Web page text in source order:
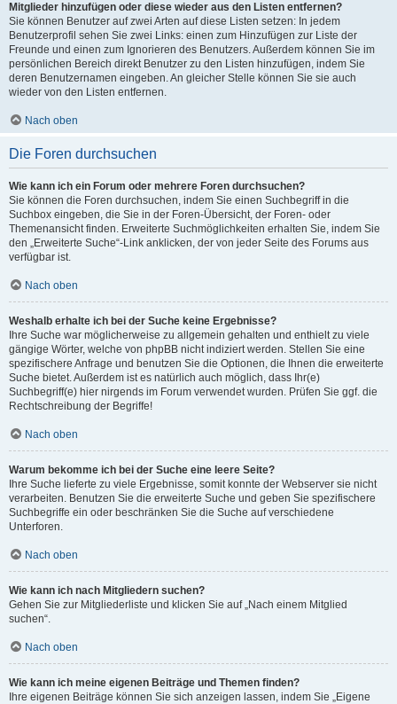
Mitglieder hinzufügen oder diese wieder aus den Listen entfernen?
Sie können Benutzer auf zwei Arten auf diese Listen setzen: In jedem
Benutzerprofil sehen Sie zwei Links: einen zum Hinzufügen zur Liste der
Freunde und einen zum Ignorieren des Benutzers. Außerdem können Sie im
persönlichen Bereich direkt Benutzer zu den Listen hinzufügen, indem Sie
deren Benutzernamen eingeben. An gleicher Stelle können Sie sie auch
wieder von den Listen entfernen.
Nach oben
Die Foren durchsuchen
Wie kann ich ein Forum oder mehrere Foren durchsuchen?
Sie können die Foren durchsuchen, indem Sie einen Suchbegriff in die
Suchbox eingeben, die Sie in der Foren-Übersicht, der Foren- oder
Themenansicht finden. Erweiterte Suchmöglichkeiten erhalten Sie, indem Sie
den „Erweiterte Suche“-Link anklicken, der von jeder Seite des Forums aus
verfügbar ist.
Nach oben
Weshalb erhalte ich bei der Suche keine Ergebnisse?
Ihre Suche war möglicherweise zu allgemein gehalten und enthielt zu viele
gängige Wörter, welche von phpBB nicht indiziert werden. Stellen Sie eine
spezifischere Anfrage und benutzen Sie die Optionen, die Ihnen die erweiterte
Suche bietet. Außerdem ist es natürlich auch möglich, dass Ihr(e)
Suchbegriff(e) hier nirgends im Forum verwendet wurden. Prüfen Sie ggf. die
Rechtschreibung der Begriffe!
Nach oben
Warum bekomme ich bei der Suche eine leere Seite?
Ihre Suche lieferte zu viele Ergebnisse, somit konnte der Webserver sie nicht
verarbeiten. Benutzen Sie die erweiterte Suche und geben Sie spezifischere
Suchbegriffe ein oder beschränken Sie die Suche auf verschiedene
Unterforen.
Nach oben
Wie kann ich nach Mitgliedern suchen?
Gehen Sie zur Mitgliederliste und klicken Sie auf „Nach einem Mitglied
suchen“.
Nach oben
Wie kann ich meine eigenen Beiträge und Themen finden?
Ihre eigenen Beiträge können Sie sich anzeigen lassen, indem Sie „Eigene